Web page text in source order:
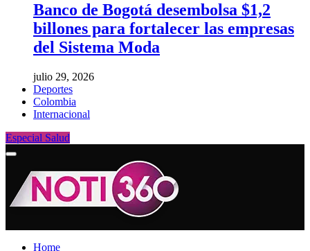
Banco de Bogotá desembolsa $1,2
billones para fortalecer las empresas
del Sistema Moda
julio 29, 2026
Deportes
Colombia
Internacional
Especial Salud
Home